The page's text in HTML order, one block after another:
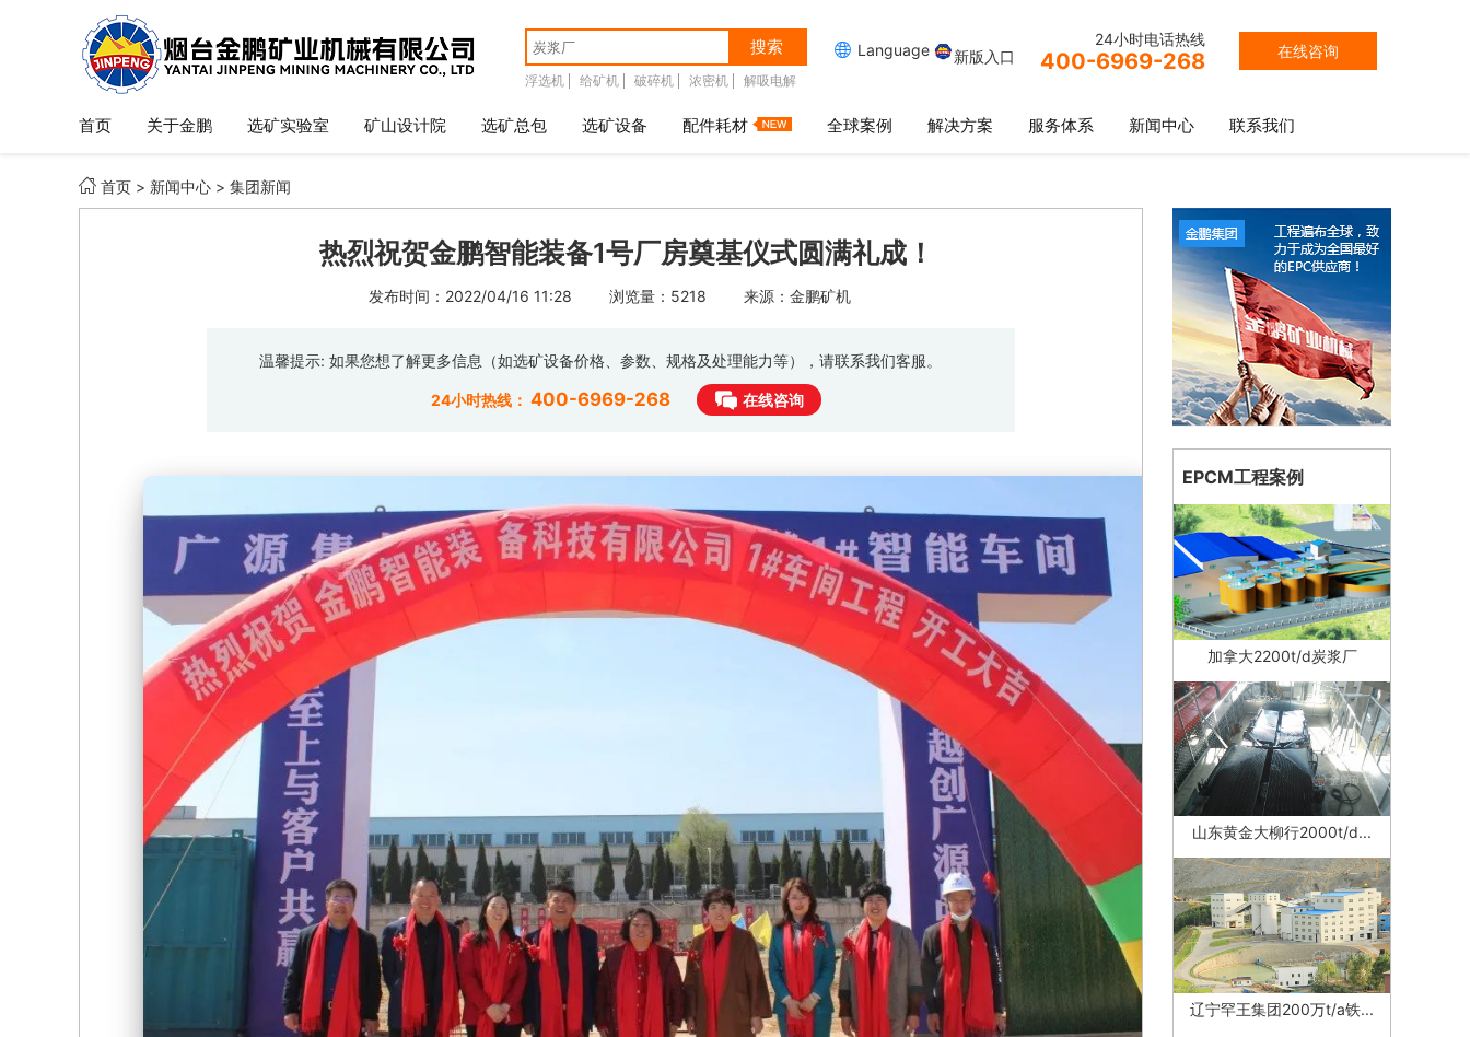
搜索
浮选机 给矿机 破碎机 浓密机 解吸电解
在线咨询
24小时电话热线
400-6969-268
 Language 新版入口
首页 关于金鹏 选矿实验室 矿山设计院 选矿总包 选矿设备 配件耗材 全球案例 解决方案 服务体系 新闻中心 联系我们
 首页 > 新闻中心 > 集团新闻
热烈祝贺金鹏智能装备1号厂房奠基仪式圆满礼成！
发布时间：2022/04/16 11:28 浏览量：5218 来源：金鹏矿机
温馨提示: 如果您想了解更多信息（如选矿设备价格、参数、规格及处理能力等），请联系我们客服。
24小时热线： 400-6969-268 在线咨询
EPCM工程案例
加拿大2200t/d炭浆厂
山东黄金大柳行2000t/d...
辽宁罕王集团200万t/a铁...